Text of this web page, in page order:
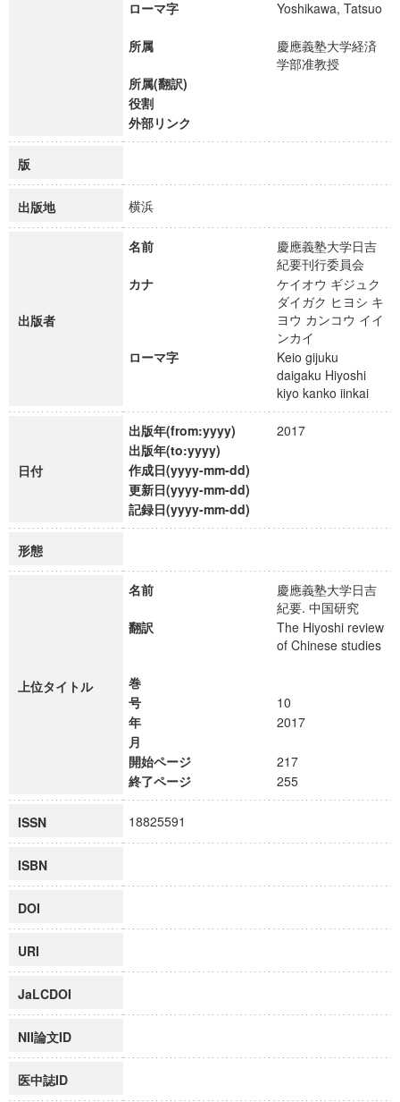
ローマ字 Yoshikawa, Tatsuo
所属
慶應義塾大学経済
学部准教授
所属(翻訳)
役割
外部リンク
版
出版地 横浜
出版者
名前
慶應義塾大学日吉
紀要刊行委員会
カナ
ケイオウ ギジュク
ダイガク ヒヨシ キ
ヨウ カンコウ イイ
ンカイ
ローマ字
Keio gijuku
daigaku Hiyoshi
kiyo kanko iinkai
日付
出版年(from:yyyy)
2017
出版年(to:yyyy)
作成日(yyyy-mm-dd)
更新日(yyyy-mm-dd)
記録日(yyyy-mm-dd)
形態
上位タイトル
名前
慶應義塾大学日吉
紀要. 中国研究
翻訳
The Hiyoshi review
of Chinese studies
巻
号
10
年
2017
月
開始ページ
217
終了ページ
255
ISSN 18825591
ISBN
DOI
URI
JaLCDOI
NII論文ID
医中誌ID